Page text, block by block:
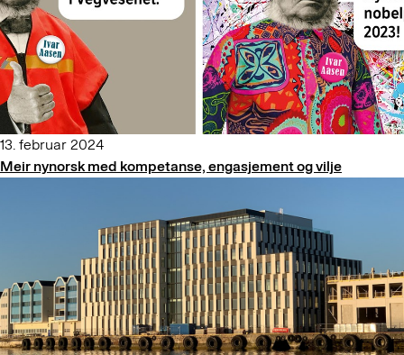
13. februar 2024
Meir nynorsk med kompetanse, engasjement og vilje